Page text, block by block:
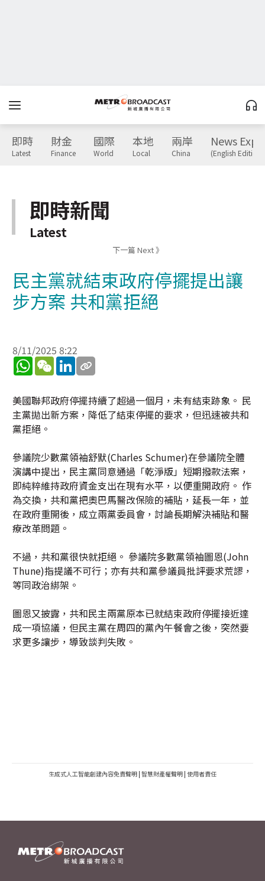
即時
Latest
財金
Finance
國際
World
本地
Local
兩岸
China
News
(English Edition)
即時新聞
Latest
下一篇 Next 》
民主黨就結束政府停擺提出讓
步方案 共和黨拒絕
8/11/2025 8:22
WhatsApp
WeChatLinkedIn
美國聯邦政府停擺持續了超過一個月，未有結束跡象。 民
主黨拋出新方案，降低了結束停擺的要求，但迅速被共和
黨拒絕。
參議院少數黨領袖舒默(Charles Schumer)在參議院全體
演講中提出，民主黨同意通過「乾淨版」短期撥款法案，
即純粹維持政府資金支出在現有水平，以便重開政府。 作
為交換，共和黨把奧巴馬醫改保險的補貼，延長一年，並
在政府重開後，成立兩黨委員會，討論長期解決補貼和醫
療改革問題。
不過，共和黨很快就拒絕。 參議院多數黨領袖圖恩(John
Thune)指提議不可行；亦有共和黨參議員批評要求荒謬，
等同政治綁架。
圖恩又披露，共和民主兩黨原本已就結束政府停擺接近達
成一項協議，但民主黨在周四的黨內午餐會之後，突然要
求更多讓步，導致談判失敗。
生成式人工智能創建內容免責聲明 | 智慧財產權聲明 | 使用者責任